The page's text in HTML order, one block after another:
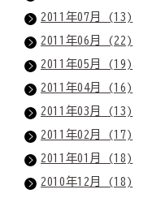
2011年07月 (13)
2011年06月 (22)
2011年05月 (19)
2011年04月 (16)
2011年03月 (13)
2011年02月 (17)
2011年01月 (18)
2010年12月 (18)